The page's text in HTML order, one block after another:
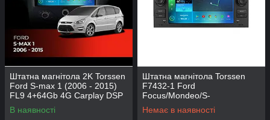
Штатна магнітола 2K Torssen
Ford S-max 1 (2006 - 2015)
FL9 4+64Gb 4G Carplay DSP
В наявності
Штатна магнітола Torssen
F7432-1 Ford
Focus/Mondeo/S-
Max/Fiesta/Fusion 4/32
Carplay 2007-2011black
Немає в наявності